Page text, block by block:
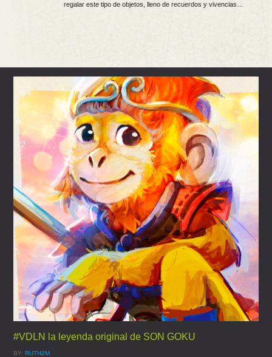
regalar este tipo de objetos, lleno de recuerdos y vivencias…
#VDLN la leyenda original de SON GOKU
BY:RUTH2M